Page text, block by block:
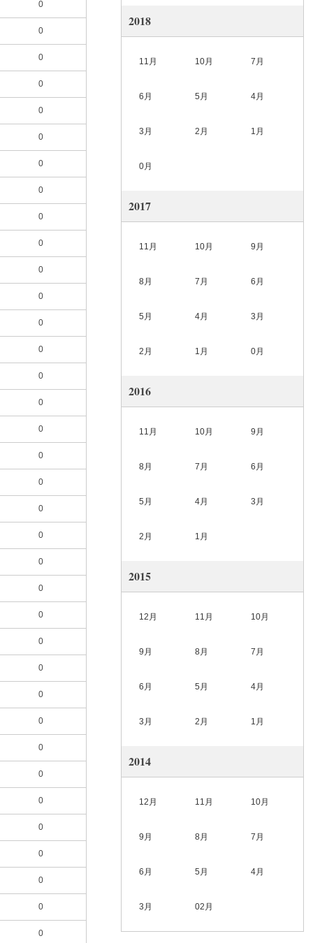
0
0
0
0
0
0
0
0
0
0
0
0
0
0
0
0
0
0
0
0
0
0
0
0
0
0
0
0
0
0
0
0
0
0
0
0
2018
11月 10月 7月
6月 5月 4月
3月 2月 1月
0月
2017
11月 10月 9月
8月 7月 6月
5月 4月 3月
2月 1月 0月
2016
11月 10月 9月
8月 7月 6月
5月 4月 3月
2月 1月
2015
12月 11月 10月
9月 8月 7月
6月 5月 4月
3月 2月 1月
2014
12月 11月 10月
9月 8月 7月
6月 5月 4月
3月 02月